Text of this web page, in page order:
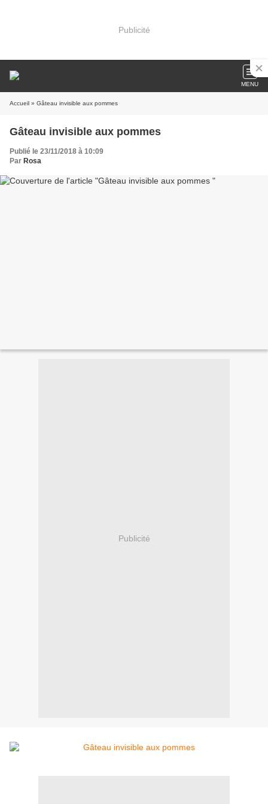
Publicité
MENU
Accueil » Gâteau invisible aux pommes
Gâteau invisible aux pommes
Publié le 23/11/2018 à 10:09
Par Rosa
Publicité